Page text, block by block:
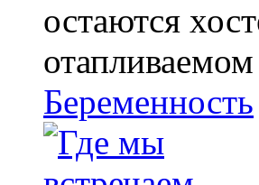
остаются
Беременность